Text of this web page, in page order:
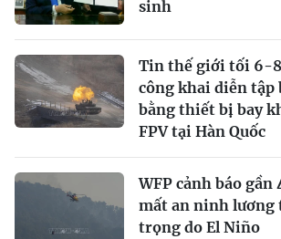
sinh
Tin thế giới tối 6-
công khai diễn tập
bằng thiết bị bay
FPV tại Hàn Quốc
WFP cảnh báo
mất an ninh lương
trọng do El Niño